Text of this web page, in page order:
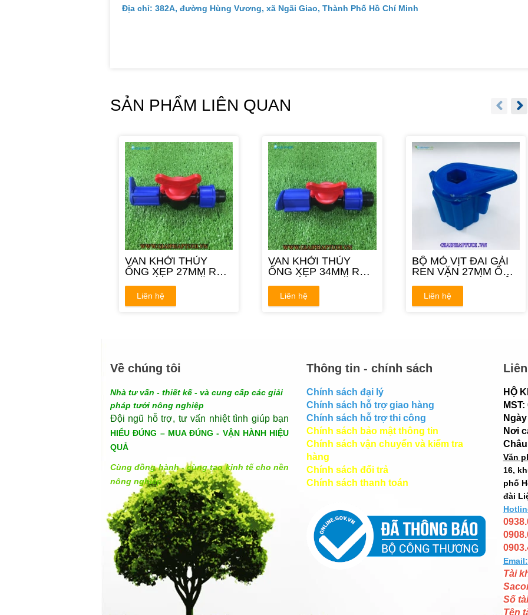
Địa chỉ: 382A, đường Hùng Vương, xã Ngãi Giao, Thành Phố Hồ Chí Minh
SẢN PHẨM LIÊN QUAN
VAN KHỞI THỦY
ỐNG XẸP 27MM RA
27MM
Liên hệ
VAN KHỞI THỦY
ỐNG XẸP 34MM RA
34MM
Liên hệ
BỘ MỎ VỊT ĐAI GÀI
REN VẶN 27MM ỐNG
Liên hệ
Về chúng tôi
Nhà tư vấn - thiết kế - và cung cấp các giải
pháp tưới nông nghiệp
Đội ngũ hỗ trợ, tư vấn nhiệt tình giúp bạn
HIỂU ĐÚNG – MUA ĐÚNG - VẬN HÀNH HIỆU
QUẢ
Cùng đồng hành - cùng tạo kinh tế cho nền
nông nghiệp
Thông tin - chính sách
Chính sách đại lý
Chính sách hỗ trợ giao hàng
Chính sách hỗ trợ thi công
Chính sách bảo mật thông tin
Chính sách vận chuyển và kiểm tra
hàng
Chính sách đổi trả
Chính sách thanh toán
HỘ
Nơi
Văn
16,
phố
đài
Email:
Tài
Số
Tên